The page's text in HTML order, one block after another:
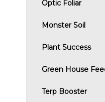
Optic Foliar
Monster Soil
Plant Success
Green House
Terp Booster